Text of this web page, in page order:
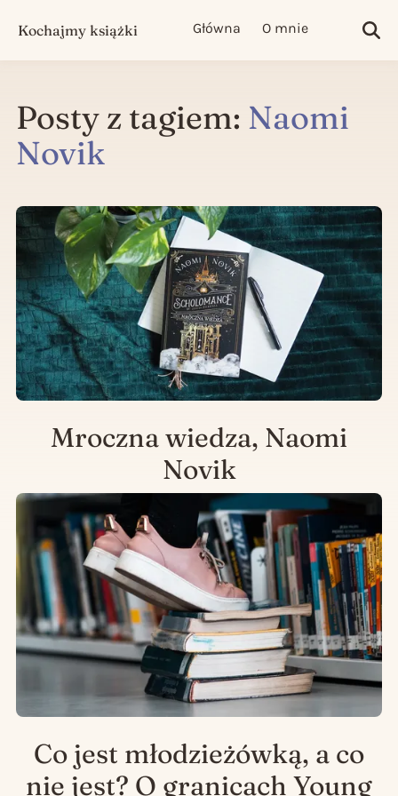
Kochajmy książki Główna O mnie
Posty z tagiem: Naomi
Novik
Mroczna wiedza, Naomi
Novik
Co jest młodzieżówką, a co
nie jest? O granicach Young